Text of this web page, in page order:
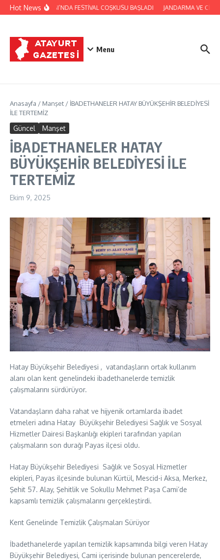
İçeriğe atla
Hot News
YAYLADAĞI’NDA FESTİVAL COŞKUSU BAŞLADI JANDARMA VE
Menu
Anasayfa / Manşet / İBADETHANELER HATAY BÜYÜKŞEHİR BELEDİYESİ
İLE TERTEMİZ
Güncel Manşet
İBADETHANELER HATAY
BÜYÜKŞEHİR BELEDİYESİ İLE
TERTEMİZ
Ekim 9, 2025
Hatay Büyükşehir Belediyesi , vatandaşların ortak kullanım
alanı olan kent genelindeki ibadethanelerde temizlik
çalışmalarını sürdürüyor.
Vatandaşların daha rahat ve hijyenik ortamlarda ibadet
etmeleri adına Hatay Büyükşehir Belediyesi Sağlık ve Sosyal
Hizmetler Dairesi Başkanlığı ekipleri tarafından yapılan
çalışmaların son durağı Payas ilçesi oldu.
Hatay Büyükşehir Belediyesi Sağlık ve Sosyal Hizmetler
ekipleri, Payas ilçesinde bulunan Kürtül, Mescid-i Aksa, Merkez,
Şehit 57. Alay, Şehitlik ve Sokullu Mehmet Paşa Cami’de
kapsamlı temizlik çalışmalarını gerçekleştirdi.
Kent Genelinde Temizlik Çalışmaları Sürüyor
İbadethanelerde yapılan temizlik kapsamında bilgi veren Hatay
Büyükşehir Belediyesi, Cami içerisinde bulunan pencerelerde,